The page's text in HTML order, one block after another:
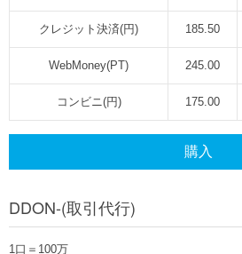
クレジット決済(円) 185.50
WebMoney(PT) 245.00
コンビニ(円) 175.00
購入
DDON-(取引代行)
1口＝100万